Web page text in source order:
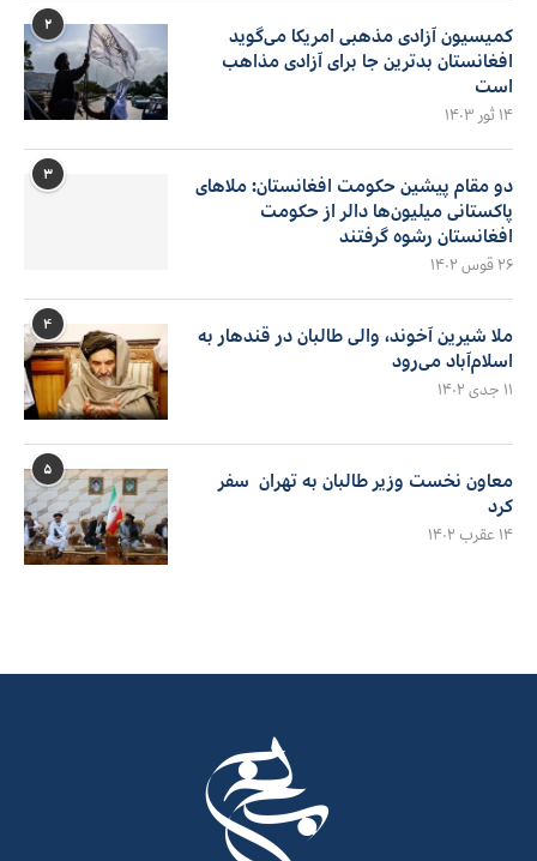
۲
کمیسیون آزادی مذهبی امریکا می‌گوید
افغانستان بدترین جا برای آزادی مذاهب
است
۱۴ ثور ۱۴۰۳
۳
دو مقام پیشین حکومت افغانستان: ملاهای
پاکستانی میلیون‌ها دالر از حکومت
افغانستان رشوه گرفتند
۲۶ قوس ۱۴۰۲
۴
ملا شیرین آخوند، والی طالبان در قندهار به
اسلام‌آباد می‌رود
۱۱ جدی ۱۴۰۲
۵
معاون نخست وزیر طالبان به تهران سفر
کرد
۱۴ عقرب ۱۴۰۲